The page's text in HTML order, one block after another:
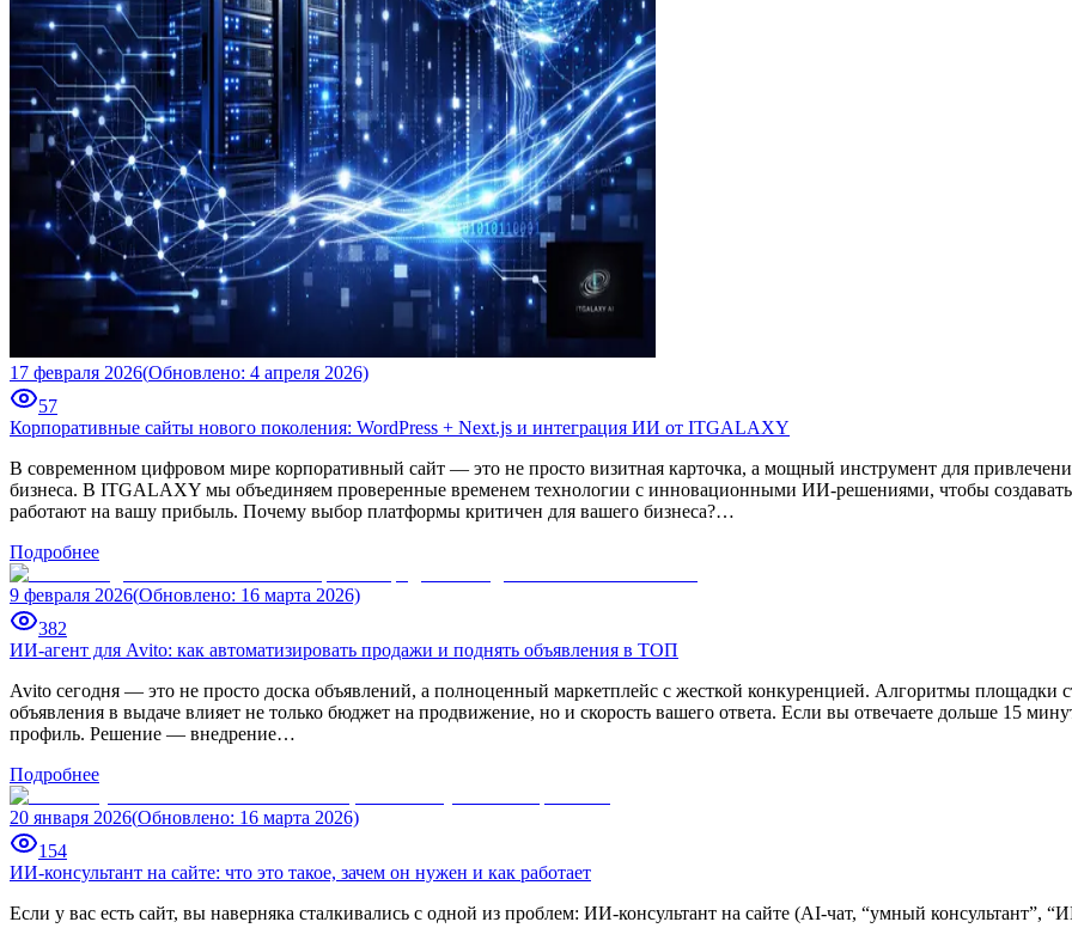
17 февраля 2026(Обновлено: 4 апреля 2026)
57
Корпоративные сайты нового поколения: WordPress + Next.js и интеграция ИИ от ITGALAXY
В современном цифровом мире корпоративный сайт — это не просто визитная карточка, а мощный инструмент для
бизнеса. В ITGALAXY мы объединяем проверенные временем технологии с инновационными ИИ-решениями, чтобы создавать
работают на вашу прибыль. Почему выбор платформы критичен для вашего бизнеса?…
Подробнее
9 февраля 2026(Обновлено: 16 марта 2026)
382
ИИ-агент для Avito: как автоматизировать продажи и поднять объявления в ТОП
Avito сегодня — это не просто доска объявлений, а полноценный маркетплейс с жесткой конкуренцией. Алгоритмы площадки
объявления в выдаче влияет не только бюджет на продвижение, но и скорость вашего ответа. Если вы отвечаете дольше 15
профиль. Решение — внедрение…
Подробнее
20 января 2026(Обновлено: 16 марта 2026)
154
ИИ-консультант на сайте: что это такое, зачем он нужен и как работает
Если у вас есть сайт, вы наверняка сталкивались с одной из проблем: ИИ-консультант на сайте (AI-чат, “умный консультант”,